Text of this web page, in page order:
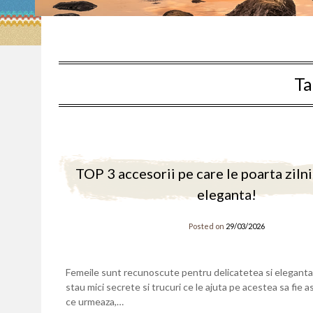
TOP 3 accesorii pe care le poarta
eleganta!
Posted on 29/03/2026
Femeile sunt recunoscute pentru delicatetea si
stau mici secrete si trucuri ce le ajuta pe acestea sa fie
ce urmeaza,…